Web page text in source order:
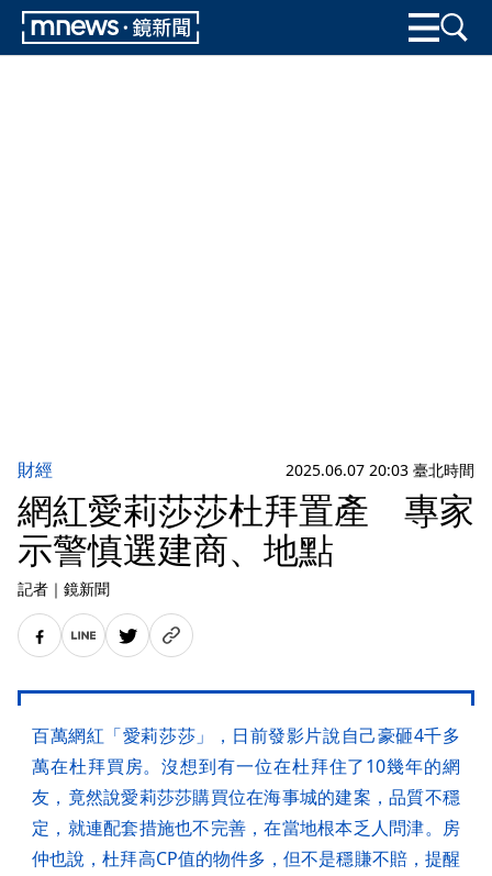
財經 2025.06.07 20:03 臺北時間
網紅愛莉莎莎杜拜置產 專家
示警慎選建商、地點
記者 ｜ 鏡新聞
百萬網紅「愛莉莎莎」，日前發影片說自己豪砸4千多
萬在杜拜買房。沒想到有一位在杜拜住了10幾年的網
友，竟然說愛莉莎莎購買位在海事城的建案，品質不穩
定，就連配套措施也不完善，在當地根本乏人問津。房
仲也說，杜拜高CP值的物件多，但不是穩賺不賠，提醒